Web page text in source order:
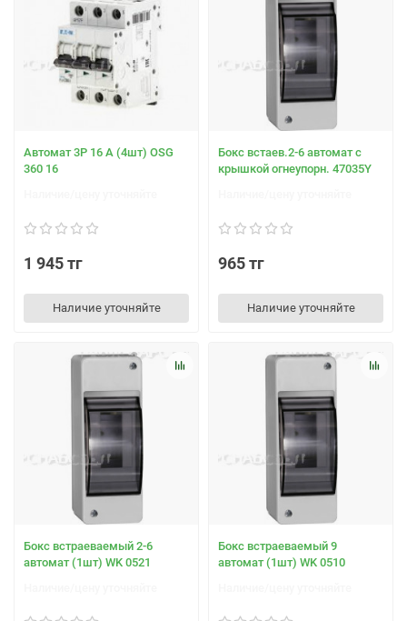
Автомат 3Р 16 А (4шт) OSG
360 16
1 945 тг
Наличие уточняйте
Бокс встаев.2-6 автомат с
крышкой огнеупорн. 47035Y
965 тг
Наличие уточняйте
Бокс встраеваемый 2-6
автомат (1шт) WK 0521
Бокс встраеваемый 9
автомат (1шт) WK 0510